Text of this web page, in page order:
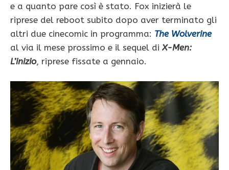
e a quanto pare così è stato. Fox inizierà le
riprese del reboot subito dopo aver terminato gli
altri due cinecomic in programma: The Wolverine
al via il mese prossimo e il sequel di X-Men:
L’inizio, riprese fissate a gennaio.